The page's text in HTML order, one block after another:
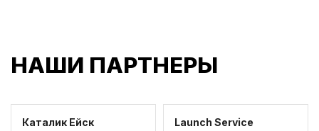
НАШИ ПАРТНЕРЫ
Каталик Ейск Launch Service